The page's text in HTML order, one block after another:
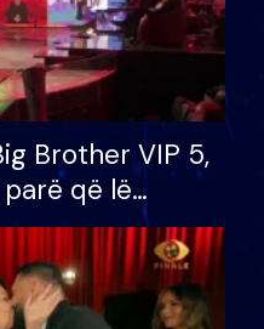
Brother VIP 5,
që lë
mundësinë për